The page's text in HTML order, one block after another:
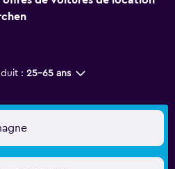
: 25-65 ans